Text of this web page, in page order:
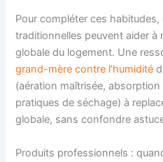
Pour compléter ces
traditionnelles peuvent aider à
globale du logement. Une
grand-mère contre l’humidité
(aération maîtrisée,
pratiques de séchage) à
globale, sans confondre
Produits professionnels :